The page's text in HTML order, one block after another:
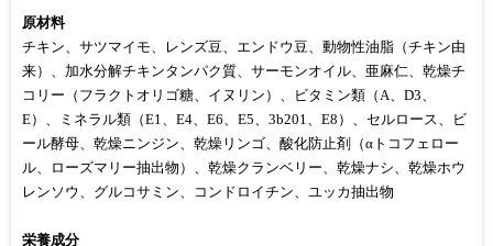
原材料
チキン、サツマイモ、レンズ豆、エンドウ豆、動物性油脂（チキン由
来）、加水分解チキンタンパク質、サーモンオイル、亜麻仁、乾燥チ
コリー（フラクトオリゴ糖、イヌリン）、ビタミン類（A、D3、
E）、ミネラル類（E1、E4、E6、E5、3b201、E8）、セルロース、ビ
ール酵母、乾燥ニンジン、乾燥リンゴ、酸化防止剤（αトコフェロー
ル、ローズマリー抽出物）、乾燥クランベリー、乾燥ナシ、乾燥ホウ
レンソウ、グルコサミン、コンドロイチン、ユッカ抽出物
栄養成分